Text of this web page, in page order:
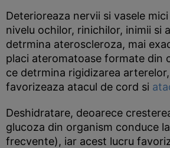
Deterioreaza nervii si vasele
nivelu ochilor, rinichilor, inimii si
detrmina ateroscleroza, mai
placi ateromatoase formate din
ce detrmina rigidizarea
favorizeaza atacul de cord si
Deshidratare, deoarece
glucoza din organism conduce
frecvente), iar acest lucru